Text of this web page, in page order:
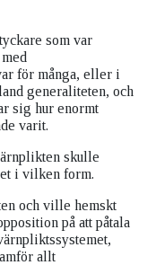
som var
för många, eller i
generaliteten, och
sig hur enormt
varit.
skulle
i vilken form.
och ville hemskt
på att påtala
allt